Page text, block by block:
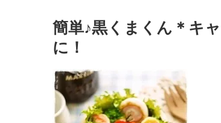
簡単♪黒くまくん＊キ
に！